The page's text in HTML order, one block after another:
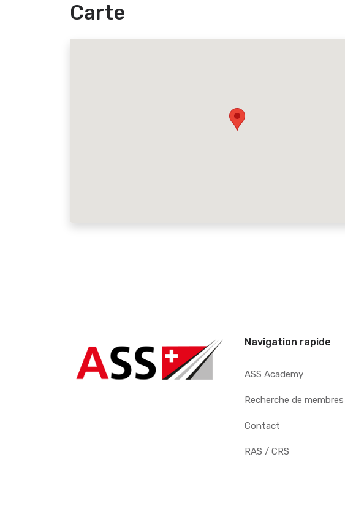
Carte
Navigation rapide
ASS Academy
Recherche de membres
Contact
RAS / CRS